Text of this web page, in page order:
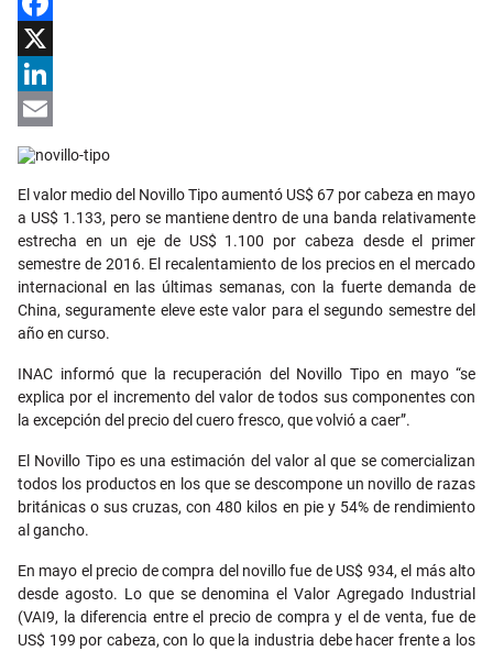
Facebook
X
LinkedIn
Email
El valor medio del Novillo Tipo aumentó US$ 67 por cabeza en mayo
a US$ 1.133, pero se mantiene dentro de una banda relativamente
estrecha en un eje de US$ 1.100 por cabeza desde el primer
semestre de 2016. El recalentamiento de los precios en el mercado
internacional en las últimas semanas, con la fuerte demanda de
China, seguramente eleve este valor para el segundo semestre del
año en curso.
INAC informó que la recuperación del Novillo Tipo en mayo “se
explica por el incremento del valor de todos sus componentes con
la excepción del precio del cuero fresco, que volvió a caer”.
El Novillo Tipo es una estimación del valor al que se comercializan
todos los productos en los que se descompone un novillo de razas
británicas o sus cruzas, con 480 kilos en pie y 54% de rendimiento
al gancho.
En mayo el precio de compra del novillo fue de US$ 934, el más alto
desde agosto. Lo que se denomina el Valor Agregado Industrial
(VAI9, la diferencia entre el precio de compra y el de venta, fue de
US$ 199 por cabeza, con lo que la industria debe hacer frente a los